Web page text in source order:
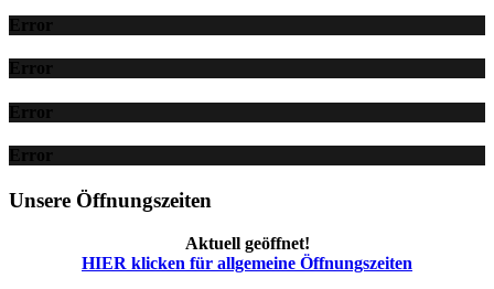
Error
Error
Error
Error
Unsere Öffnungszeiten
Aktuell geöffnet!
HIER klicken für allgemeine Öffnungszeiten